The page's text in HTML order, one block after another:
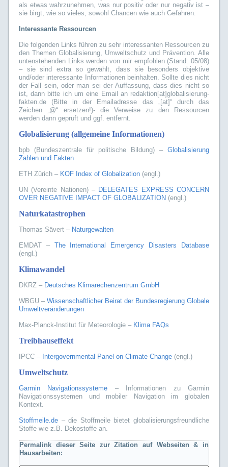
als etwas wahrzunehmen, was nur positiv oder nur negativ ist –
sie birgt, wie so vieles, sowohl Chancen wie auch Gefahren.
Interessante Ressourcen
Die folgenden Links führen zu sehr interessanten Ressourcen zu
den Themen Globalisierung, Umweltschutz und Prävention. Alle
untenstehenden Links werden von mir empfohlen (Stand: 05/08)
– sie sind extra so gewählt, dass sie besonders objektive
und/oder interessante Informationen beinhalten. Sollte dies nicht
der Fall sein, oder man sei der Auffassung, dass dies nicht so
ist, dann bitte ich um eine Email an redaktion[at]globalisierung-
fakten.de (Bitte in der Emailadresse das „[at]“ durch das
Zeichen „@“ ersetzen!)- die Verweise zu den Ressourcen
werden dann geprüft und ggf. entfernt.
Globalisierung (allgemeine Informationen)
bpb (Bundeszentrale für politische Bildung) –Globalisierung
Zahlen und Fakten
ETH Zürich – KOF Index of Globalization(engl.)
UN (Vereinte Nationen) – DELEGATES EXPRESS CONCERN
OVER NEGATIVE IMPACT OF GLOBALIZATION (engl.)
Naturkatastrophen
Thomas Sävert – Naturgewalten
EMDAT – The International Emergency Disasters Database
(engl.)
Klimawandel
DKRZ – Deutsches Klimarechenzentrum GmbH
WBGU – Wissenschaftlicher Beirat der Bundesregierung Globale
Umweltveränderungen
Max-Planck-Institut für Meteorologie – Klima FAQs
Treibhauseffekt
IPCC – Intergovernmental Panel on Climate Change(engl.)
Umweltschutz
Garmin Navigationssysteme – Informationen zu Garmin
Navigationssystemen und mobiler Navigation im globalen
Kontext.
Stoffmeile.de– die Stoffmeile bietet globalisierungsfreundliche
Stoffe wie z.B. Dekostoffe an.
Permalink dieser Seite zur Zitation auf Webseiten & in
Hausarbeiten: